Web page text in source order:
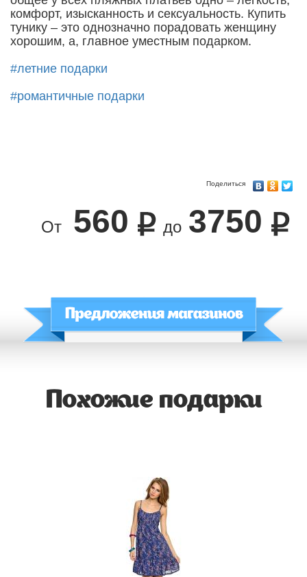
комфорт, изысканность и сексуальность. Купить
тунику – это однозначно порадовать женщину
хорошим, а, главное уместным подарком.
#летние подарки
#романтичные подарки
Поделиться
От 560 до 3750
Похожие подарки